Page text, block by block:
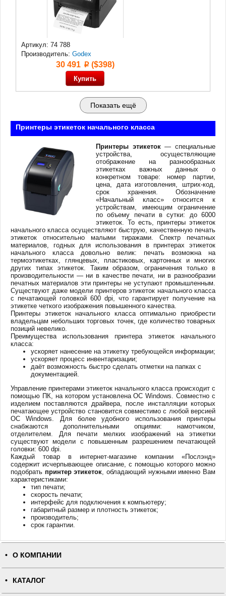
Артикул: 74 788
Производитель: Godex
30 491 p($398)
Показать ещё
Принтеры этикеток начального класса
Принтеры этикеток— специальные
устройства, осуществляющие
отображение на разнообразных
этикетках важных данных о
конкретном товаре: номер партии,
цена, дата изготовления, штрих-код,
срок хранения. Обозначение
«Начальный класс» относится к
устройствам, имеющим ограничение
по объему печати в сутки: до 6000
этикеток. То есть, принтеры этикеток
начального класса осуществляют быструю, качественную печать
этикеток относительно малыми тиражами. Спектр печатных
материалов, годных для использования в принтерах этикеток
начального класса довольно велик: печать возможна на
термоэтикетках, глянцевых, пластиковых, картонных и многих
других типах этикеток. Таким образом, ограничения только в
производительности — ни в качестве печати, ни в разнообразии
печатных материалов эти принтеры не уступают промышленным.
Существуют даже модели принтеров этикеток начального класса
с печатающей головкой 600 dpi, что гарантирует получение на
этикетке четкого изображения повышенного качества.
Принтеры этикеток начального класса оптимально приобрести
владельцам небольших торговых точек, где количество товарных
позиций невелико.
Преимущества использования принтера этикеток начального
класса:
ускоряет нанесение на этикетку требующейся информации;
ускоряет процесс инвентаризации;
даёт возможность быстро сделать отметки на папках с
документацией.
Управление принтерами этикеток начального класса происходит с
помощью ПК, на котором установлена ОС Windows. Совместно с
изделием поставляются драйвера, после инсталляции которых
печатающее устройство становится совместимо с любой версией
ОС Windows. Для более удобного использования принтеры
снабжаются дополнительными опциями: намотчиком,
отделителем. Для печати мелких изображений на этикетки
существуют модели с повышенным разрешением печатающей
головки: 600 dpi.
Каждый товар в интернет-магазине компании «Послэнд»
содержит исчерпывающее описание, с помощью которого можно
подобрать принтер этикеток, обладающий нужными именно Вам
характеристиками:
тип печати;
скорость печати;
интерфейс для подключения к компьютеру;
габаритный размер и плотность этикеток;
производитель;
срок гарантии.
О КОМПАНИИ
КАТАЛОГ